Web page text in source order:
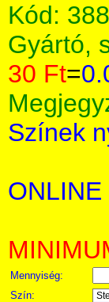
Kód:
Gyártó,
30 Ft=
Színek
ONLINE
Mennyiség:
Szín: